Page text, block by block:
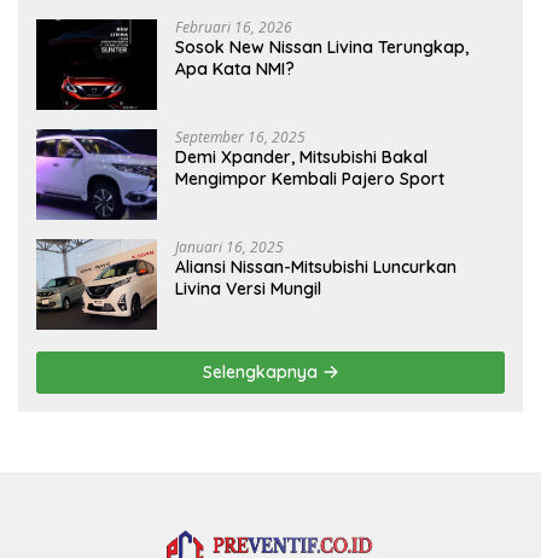
Februari 16, 2026
Sosok New Nissan Livina Terungkap,
Apa Kata NMI?
September 16, 2025
Demi Xpander, Mitsubishi Bakal
Mengimpor Kembali Pajero Sport
Januari 16, 2025
Aliansi Nissan-Mitsubishi Luncurkan
Livina Versi Mungil
Selengkapnya